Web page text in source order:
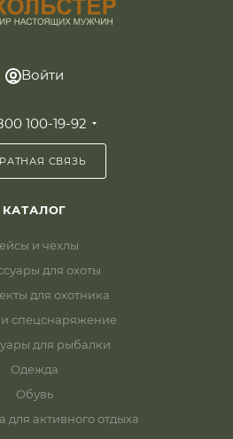
Войти
100-19-92
СВЯЗЬ
КАТАЛОГ
и чехлы
для охоты
для охотника
спецснаряжение
для рыбалки
Одежда
Обувь
для активного отдыха